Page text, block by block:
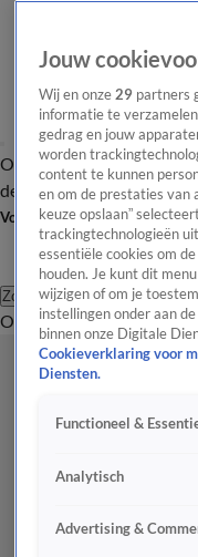
OverzichtAfleveringen
de redactieNieuwsbrief
Volg Shownieuws
Zoeken
OverzichtEntertainment
Jouw
Wij en onze 29 partners
informatie te
gedrag en jouw
worden
content te kunnen
en om de prestaties van
keuze opslaan”
trackingtechnologieën
essentiële cookies om
houden. Je kunt dit
wijzigen of om je
instellingen onder aan
binnen onze Digitale
Cookieverklaring voor
Diensten.
Functioneel &
Analytisch
Advertising &